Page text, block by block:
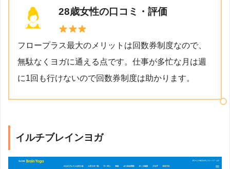
28歳女性の口コミ・評価
フロープラス最大のメリットは回数券制度なので、
無駄なくヨガに通える点です。仕事が多忙な月は週
に1回も行けないので回数券制度は助かります。
イルチブレインヨガ